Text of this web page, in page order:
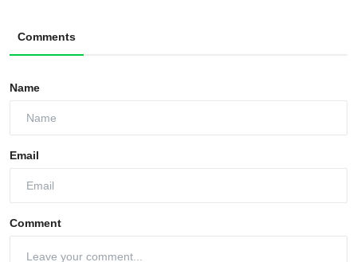
Comments
Name
Email
Comment